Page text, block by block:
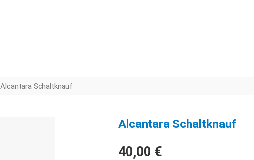
Alcantara Schaltknauf
Alcantara Schaltknauf
40,00 €